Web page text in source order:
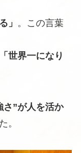
」 。この言葉
「世界一になり
さ”が人を活か
。